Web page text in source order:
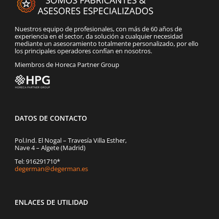
Nuestros equipo de profesionales, con más de 60 años de
experiencia en el sector, da solución a cualquier necesidad
mediante un asesoramiento totalmente personalizado, por ello
los principales operadores confían en nosotros.
Miembros de Horeca Partner Group
DATOS DE CONTACTO
Pol.Ind. El Nogal – Travesía Villa Esther,
Nave 4 – Algete (Madrid)
Tel: 916291710*
degerman@degerman.es
ENLACES DE UTILIDAD